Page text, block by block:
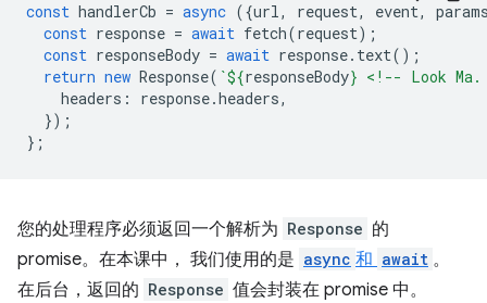
const handlerCb = async ({url, request, event,
const response = await fetch(request);
const responseBody = await response. text();
return new Response( `${responseBody} <!-- Look Ma.
headers : response.headers,
});
};
您的处理程序必须返回一个解析为 Response 的
promise。在本课中， 我们使用的是 async 和 await 。
在后台，返回的 Response 值会封装在 promise 中。